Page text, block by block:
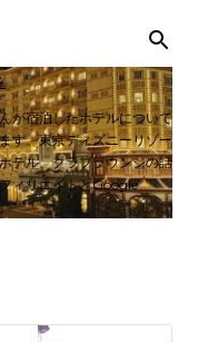
テンツに移動
が宿泊したホテルについて
す。東京ディズニーリゾー
テル、クラブラウンジの話
ィリエイトとGoogle